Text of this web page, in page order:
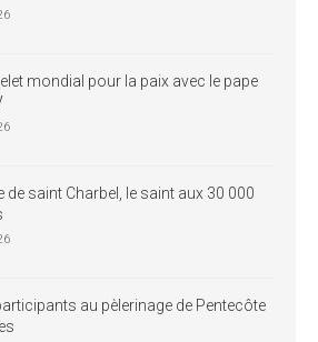
mondial pour la paix avec le pape
de saint Charbel, le saint aux 30 000
au pèlerinage de Pentecôte